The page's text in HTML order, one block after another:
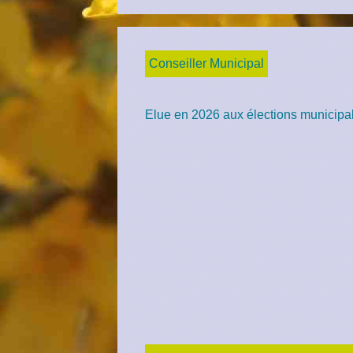
Conseiller Municipal
Elue en 2026 aux élections